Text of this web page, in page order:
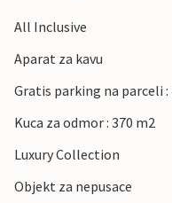
All Inclusive
Aparat za kavu
Gratis parking na parceli
Kuca za odmor : 370 m2
Luxury Collection
Objekt za nepusace